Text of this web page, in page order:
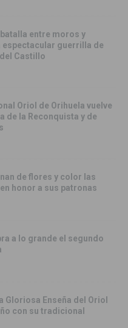
entre moros y
guerrilla de
Castillo
Oriol de Orihuela vuelve
de la Reconquista y de
de flores y color las
honor a sus patronas
a lo grande el segundo
Gloriosa Enseña del Oriol
con su tradicional